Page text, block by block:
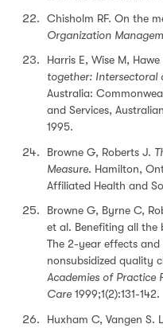
Chisholm RF. On the
Organization
Harris E, Wise M,
together: Intersectoral
Australia:
and Services,
1995.
Browne G, Roberts J.
Measure. Hamilton,
Affiliated Health and
Browne G, Byrne C,
et al. Benefiting all the
The 2-year effects and
nonsubsidized quality
Academies of Practice
Care 1999;1(2):131-142.
Huxham C, Vangen S.